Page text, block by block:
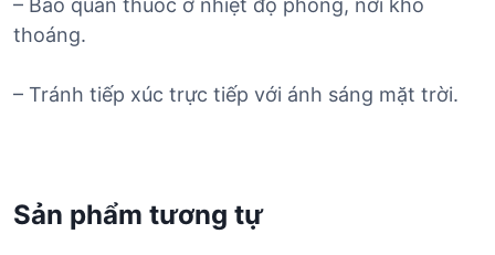
– Bảo quản thuốc ở nhiệt độ phòng, nơi khô
thoáng.
– Tránh tiếp xúc trực tiếp với ánh sáng mặt trời.
Sản phẩm tương tự